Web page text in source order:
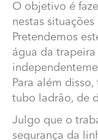
Como aumentar a
algeroz?
O nosso edificio
com um algeroz
não tem
acumula-se e
telhas ou pelo
mesmo tem cerca
O objetivo é
nestas
Pretendemos
água da
Para além
tubo ladrão, de
Julgo que o
segurança da